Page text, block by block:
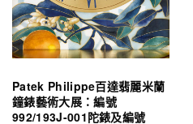
Patek Philippe百達翡麗米蘭
鐘錶藝術大展：編號
992/193J-001陀錶及編號